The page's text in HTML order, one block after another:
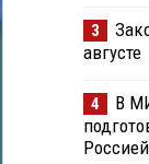
3
августе
4
В
Россией